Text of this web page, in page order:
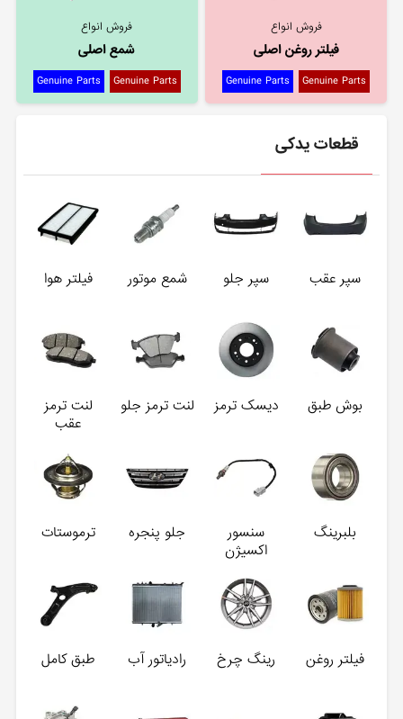
فروش انواع
فیلتر روغن اصلی
Genuine Parts
Genuine Parts
فروش انواع
شمع اصلی
Genuine Parts
Genuine Parts
قطعات یدکی
سپر عقب سپر جلو شمع موتور فیلتر هوا
بوش طبق دیسک ترمز لنت ترمز جلو
لنت ترمز
عقب
بلبرینگ
سنسور
اکسیژن
جلو پنجره ترموستات
فیلتر روغن رینگ چرخ رادیاتور آب طبق کامل